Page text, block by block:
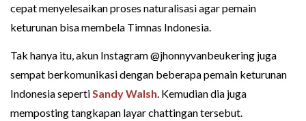
cepat menyelesaikan proses naturalisasi agar pemain
keturunan bisa membela Timnas Indonesia.
Tak hanya itu, akun Instagram @jhonnyvanbeukering juga
sempat berkomunikasi dengan beberapa pemain keturunan
Indonesia sepertiSandy Walsh. Kemudian dia juga
memposting tangkapan layar chattingan tersebut.